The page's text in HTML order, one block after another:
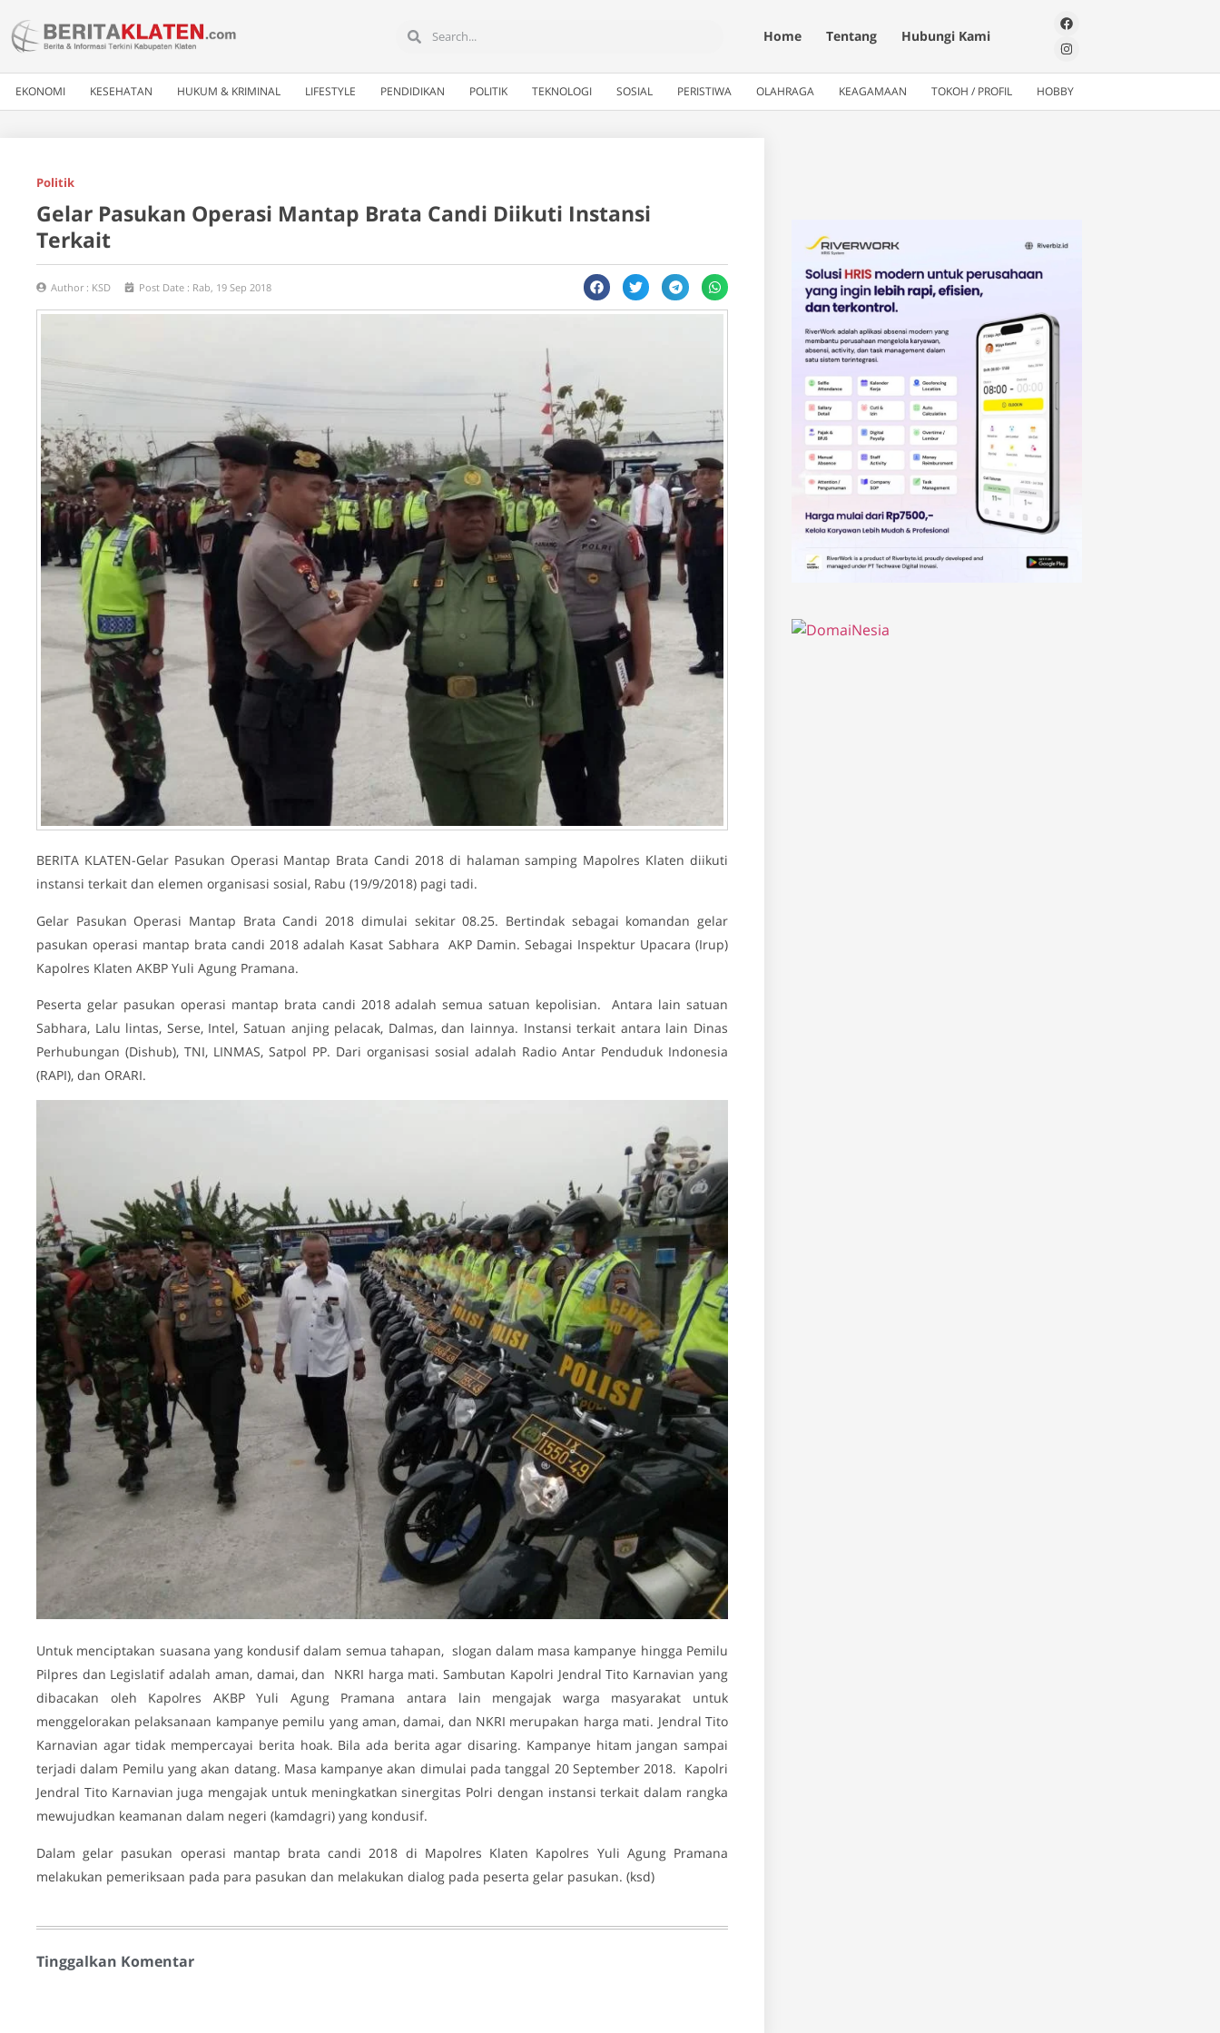
Home Tentang Hubungi Kami
EKONOMI KESEHATAN HUKUM & KRIMINAL LIFESTYLE PENDIDIKAN POLITIK TEKNOLOGI SOSIAL PERISTIWA OLAHRAGA KEAGAMAAN TOKOH / PROFIL HOBBY
Politik
Gelar Pasukan Operasi Mantap Brata Candi Diikuti Instansi
Terkait
Author : KSD Post Date : Rab, 19 Sep 2018
BERITA KLATEN-Gelar Pasukan Operasi Mantap Brata Candi 2018 di halaman samping Mapolres Klaten diikuti
instansi terkait dan elemen organisasi sosial, Rabu (19/9/2018) pagi tadi.
Gelar Pasukan Operasi Mantap Brata Candi 2018 dimulai sekitar 08.25. Bertindak sebagai komandan gelar
pasukan operasi mantap brata candi 2018 adalah Kasat Sabhara AKP Damin. Sebagai Inspektur Upacara (Irup)
Kapolres Klaten AKBP Yuli Agung Pramana.
Peserta gelar pasukan operasi mantap brata candi 2018 adalah semua satuan kepolisian. Antara lain satuan
Sabhara, Lalu lintas, Serse, Intel, Satuan anjing pelacak, Dalmas, dan lainnya. Instansi terkait antara lain Dinas
Perhubungan (Dishub), TNI, LINMAS, Satpol PP. Dari organisasi sosial adalah Radio Antar Penduduk Indonesia
(RAPI), dan ORARI.
Untuk menciptakan suasana yang kondusif dalam semua tahapan, slogan dalam masa kampanye hingga Pemilu
Pilpres dan Legislatif adalah aman, damai, dan NKRI harga mati. Sambutan Kapolri Jendral Tito Karnavian yang
dibacakan oleh Kapolres AKBP Yuli Agung Pramana antara lain mengajak warga masyarakat untuk
menggelorakan pelaksanaan kampanye pemilu yang aman, damai, dan NKRI merupakan harga mati. Jendral Tito
Karnavian agar tidak mempercayai berita hoak. Bila ada berita agar disaring. Kampanye hitam jangan sampai
terjadi dalam Pemilu yang akan datang. Masa kampanye akan dimulai pada tanggal 20 September 2018. Kapolri
Jendral Tito Karnavian juga mengajak untuk meningkatkan sinergitas Polri dengan instansi terkait dalam rangka
mewujudkan keamanan dalam negeri (kamdagri) yang kondusif.
Dalam gelar pasukan operasi mantap brata candi 2018 di Mapolres Klaten Kapolres Yuli Agung Pramana
melakukan pemeriksaan pada para pasukan dan melakukan dialog pada peserta gelar pasukan. (ksd)
Tinggalkan Komentar